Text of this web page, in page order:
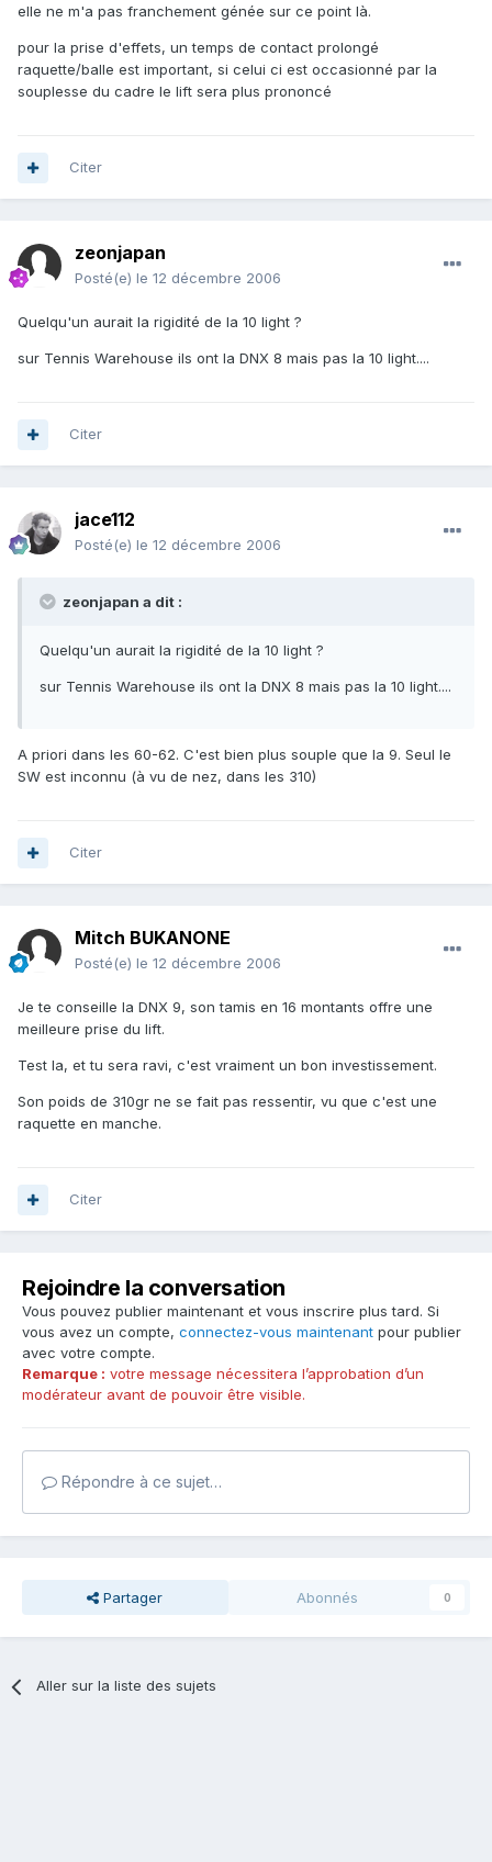
elle ne m'a pas franchement génée sur ce point là.
pour la prise d'effets, un temps de contact prolongé
raquette/balle est important, si celui ci est occasionné par la
souplesse du cadre le lift sera plus prononcé
Citer
zeonjapan
Posté(e) le 12 décembre 2006
Quelqu'un aurait la rigidité de la 10 light ?
sur Tennis Warehouse ils ont la DNX 8 mais pas la 10 light....
Citer
jace112
Posté(e) le 12 décembre 2006
zeonjapan a dit :
Quelqu'un aurait la rigidité de la 10 light ?
sur Tennis Warehouse ils ont la DNX 8 mais pas la 10 light....
A priori dans les 60-62. C'est bien plus souple que la 9. Seul le
SW est inconnu (à vu de nez, dans les 310)
Citer
Mitch BUKANONE
Posté(e) le 12 décembre 2006
Je te conseille la DNX 9, son tamis en 16 montants offre une
meilleure prise du lift.
Test la, et tu sera ravi, c'est vraiment un bon investissement.
Son poids de 310gr ne se fait pas ressentir, vu que c'est une
raquette en manche.
Citer
Rejoindre la conversation
Vous pouvez publier maintenant et vous inscrire plus tard. Si
vous avez un compte, connectez-vous maintenant pour publier
avec votre compte.
Remarque : votre message nécessitera l’approbation d’un
modérateur avant de pouvoir être visible.
Répondre à ce sujet…
Partager Abonnés 0
Aller sur la liste des sujets